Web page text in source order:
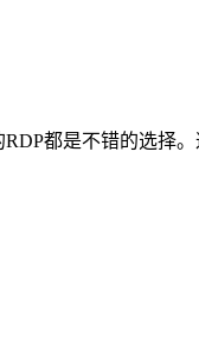
都是不错的选择